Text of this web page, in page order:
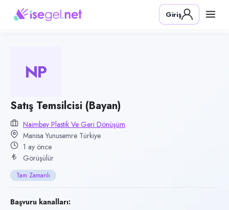
Pozisyon
Satış Temsilcisi (Bayan)
Kategori
Konum
Yunusemre, Manisa
Çalışma şekli
Tam Zamanlı
Yayın tarihi
30 Haziran 2026
Son geçerlilik
Giriş
NP
Satış Temsilcisi (Bayan)
Naimbey Plastik Ve Geri Dönüşüm
Manisa Yunusemre Türkiye
1 ay önce
Görüşülür
Tam Zamanlı
Başvuru kanalları: